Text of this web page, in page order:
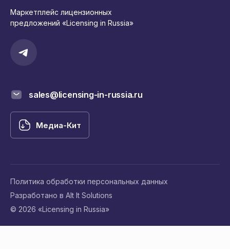
Маркетплейс лицензионных
предложений «Licensing in Russia»
sales@licensing-in-russia.ru
Медиа-Кит
© 2026 «Licensing in Russia»
Политика обработки персональных данных
Разработано в Alt It Solutions